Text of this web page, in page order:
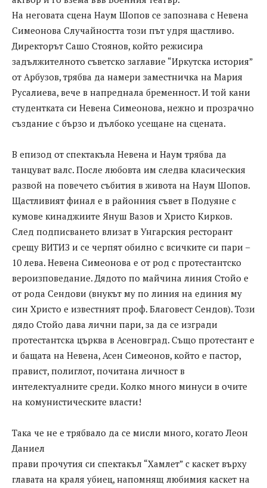
На неговата сцена Наум Шопов се запознава с Невена
Симеонова Случайността този път удря щастливо.
Директорът Сашо Стоянов, който режисира
задължителното съветско заглавие “Иркутска история”
от Арбузов, трябва да намери заместничка на Мария
Русалиева, вече в напреднала бременност. И той кани
студентката си Невена Симеонова, нежно и прозрачно
създание с бързо и дълбоко усещане на сцената.
В епизод от спектакъла Невена и Наум трябва да
танцуват валс. После любовта им следва класическия
развой на повечето събития в живота на Наум Шопов.
Щастливият финал е в районния съвет в Подуяне с
кумове кинаджиите Януш Вазов и Христо Кирков.
След подписването влизат в Унгарския ресторант
срещу ВИТИЗ и се черпят обилно с всичките си пари –
10 лева. Невена Симеонова е от род с протестантско
вероизповедание. Дядото по майчина линия Стойо е
от рода Сендови (внукът му по линия на единия му
син Христо е известният проф. Благовест Сендов). Този
дядо Стойо дава лични пари, за да се изгради
протестантска църква в Асеновград. Също протестант е
и бащата на Невена, Асен Симеонов, който е пастор,
правист, полиглот, почитана личност в
интелектуалните среди. Колко много минуси в очите
на комунистическите власти!
Така че не е трябвало да се мисли много, когато Леон
Даниел
прави прочутия си спектакъл “Хамлет” с каскет върху
главата на краля убиец, напомнящ любимия каскет на